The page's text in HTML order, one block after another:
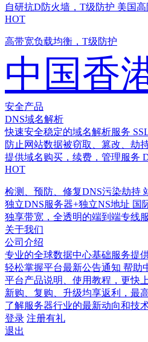
自研抗D防火墙，T级防护 美国
HOT
高带宽负载均衡，T级防护
中国香
安全产品
DNS域名解析
快速安全稳定的域名解析服务
防止网站数据被窃取、篡改、劫
提供域名购买，续费，管理服务
HOT
检测、预防、修复DNS污染劫持
独立DNS服务器+独立NS地址 国
独享带宽，全透明的端到端专线
关于我们
公司介绍
专业的全球数据中心基础服务提
轻松掌握平台最新公告通知 帮助
平台产品说明、使用教程，更快
新购、复购、升级均享返利，最
了解服务器行业的最新动向和技
登录 注册有礼
退出